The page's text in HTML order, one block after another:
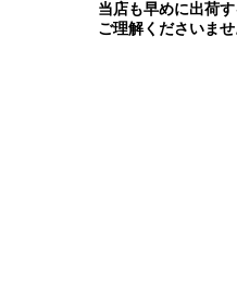
当店も早めに出荷
ご理解くださいま